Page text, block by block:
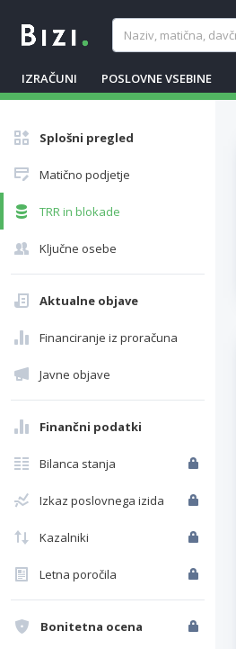
IZRAČUNI POSLOVNE VSEBINE
Splošni pregled
Matično podjetje
TRR in blokade
Ključne osebe
Aktualne objave
Financiranje iz proračuna
Javne objave
Finančni podatki
Bilanca stanja
Izkaz poslovnega izida
Kazalniki
Letna poročila
Bonitetna ocena